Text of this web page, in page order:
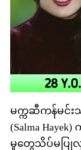
မက္ကဆီကန်မင်း
(Salma
မှုတွေသိပ်မပြု